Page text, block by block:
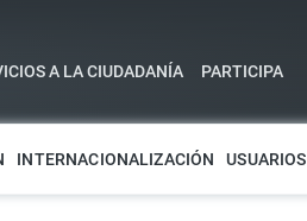
A LA CIUDADANÍA PARTICIPA
INTERNACIONALIZACIÓN USUARIOS